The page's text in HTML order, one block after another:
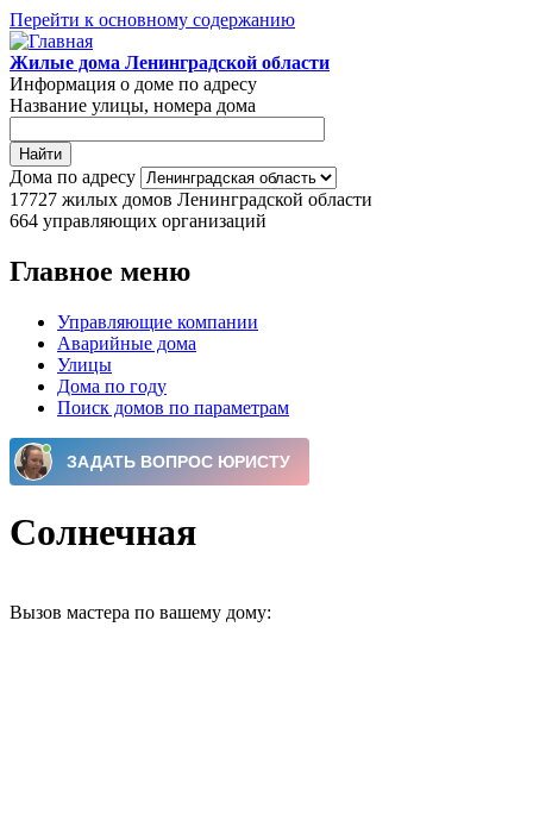
Перейти к основному содержанию
Жилые дома Ленинградской области
Информация о доме по адресу
Название улицы, номера дома
Дома по адресу
17727 жилых домов Ленинградской области
664 управляющих организаций
Главное меню
Управляющие компании
Аварийные дома
Улицы
Дома по году
Поиск домов по параметрам
Солнечная
Вызов мастера по вашему дому: